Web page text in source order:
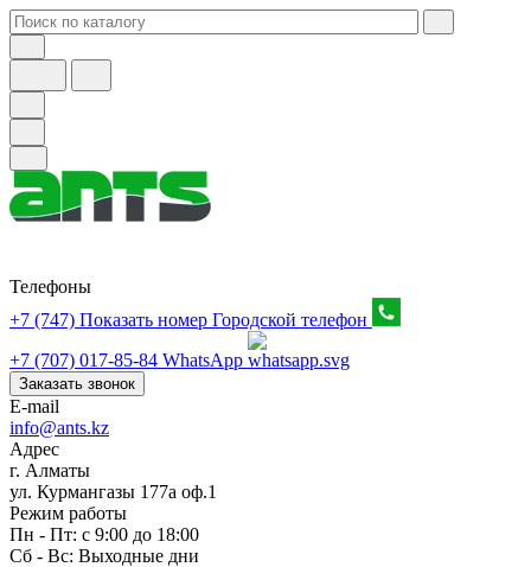
Телефоны
+7 (747) Показать номер Городской телефон
+7 (707) 017-85-84 WhatsApp
Заказать звонок
E-mail
info@ants.kz
Адрес
г. Алматы
ул. Курмангазы 177а оф.1
Режим работы
Пн - Пт: с 9:00 до 18:00
Сб - Вс: Выходные дни